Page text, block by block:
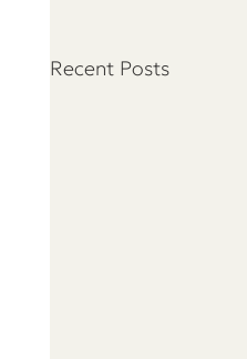
Recent Posts